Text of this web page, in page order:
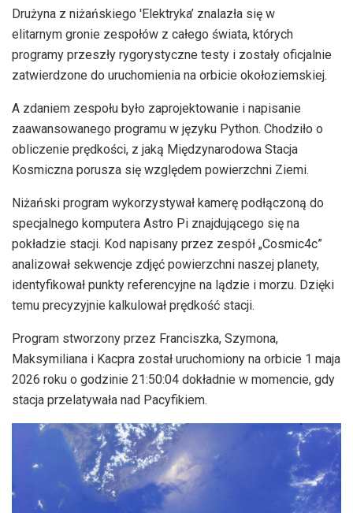
Drużyna z niżańskiego 'Elektryka’ znalazła się w
elitarnym gronie zespołów z całego świata, których
programy przeszły rygorystyczne testy i zostały oficjalnie
zatwierdzone do uruchomienia na orbicie okołoziemskiej.
A zdaniem zespołu było zaprojektowanie i napisanie
zaawansowanego programu w języku Python. Chodziło o
obliczenie prędkości, z jaką Międzynarodowa Stacja
Kosmiczna porusza się względem powierzchni Ziemi.
Niżański program wykorzystywał kamerę podłączoną do
specjalnego komputera Astro Pi znajdującego się na
pokładzie stacji. Kod napisany przez zespół „Cosmic4c”
analizował sekwencje zdjęć powierzchni naszej planety,
identyfikował punkty referencyjne na lądzie i morzu. Dzięki
temu precyzyjnie kalkulował prędkość stacji.
Program stworzony przez Franciszka, Szymona,
Maksymiliana i Kacpra został uruchomiony na orbicie 1 maja
2026 roku o godzinie 21:50:04 dokładnie w momencie, gdy
stacja przelatywała nad Pacyfikiem.